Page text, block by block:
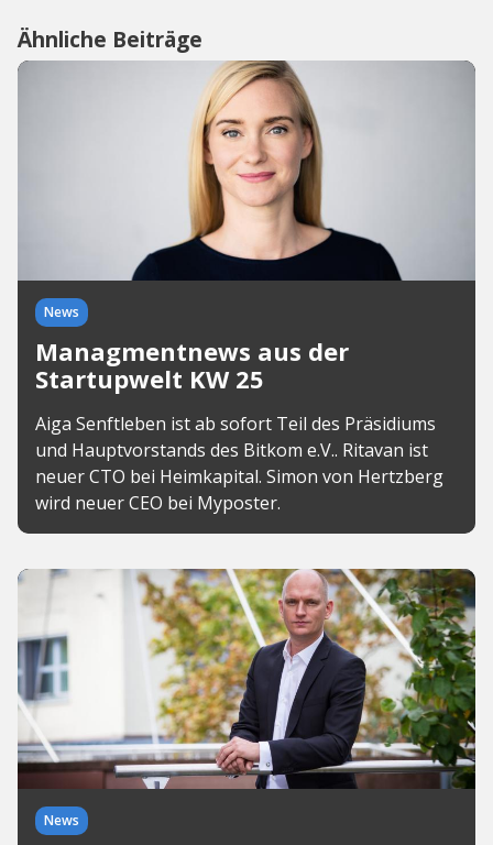
Ähnliche Beiträge
News
Managmentnews aus der
Startupwelt KW 25
Aiga Senftleben ist ab sofort Teil des Präsidiums
und Hauptvorstands des Bitkom e.V.. Ritavan ist
neuer CTO bei Heimkapital. Simon von Hertzberg
wird neuer CEO bei Myposter.
News